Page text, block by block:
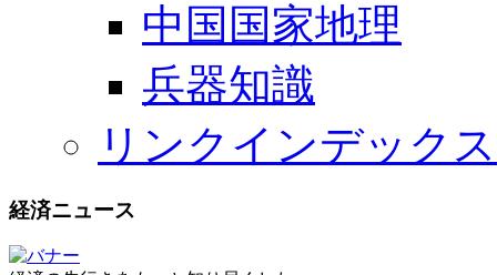
中国国家地理
兵器知識
リンクインデックス
経済ニュース